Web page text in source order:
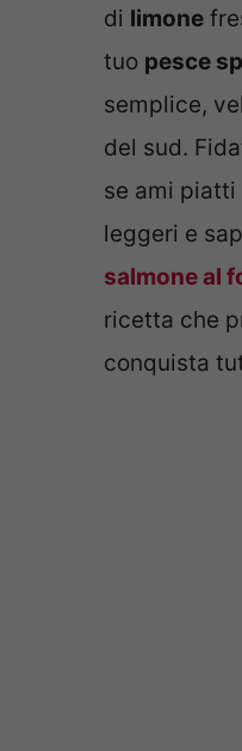
di limone
tuo pesce
semplice,
del sud.
se ami
leggeri e
salmone al
ricetta che
conquista